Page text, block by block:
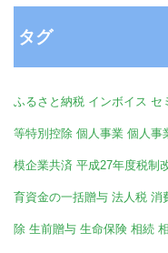
タグ
ふるさと納税 インボイス セ
等特別控除 個人事業 個人事
模企業共済 平成27年度税制
育資金の一括贈与 法人税 消
除 生前贈与 生命保険 相続